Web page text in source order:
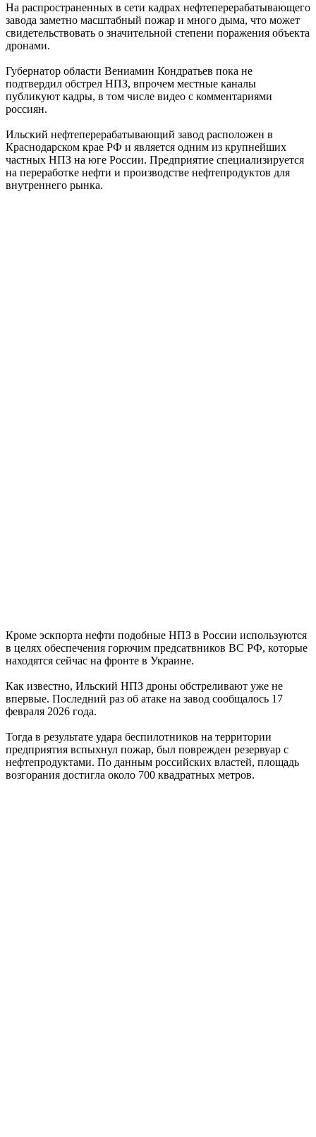
На распространенных в сети кадрах нефтеперерабатывающего
завода заметно масштабный пожар и много дыма, что может
свидетельствовать о значительной степени поражения объекта
дронами.
Губернатор области Вениамин Кондратьев пока не
подтвердил обстрел НПЗ, впрочем местные каналы
публикуют кадры, в том числе видео с комментариями
россиян.
Ильский нефтеперерабатывающий завод расположен в
Краснодарском крае РФ и является одним из крупнейших
частных НПЗ на юге России. Предприятие специализируется
на переработке нефти и производстве нефтепродуктов для
внутреннего рынка.
Кроме эскпорта нефти подобные НПЗ в России используются
в целях обеспечения горючим предсатвников ВС РФ, которые
находятся сейчас на фронте в Украине.
Как известно, Ильский НПЗ дроны обстреливают уже не
впервые. Последний раз об атаке на завод сообщалось 17
февраля 2026 года.
Тогда в результате удара беспилотников на территории
предприятия вспыхнул пожар, был поврежден резервуар с
нефтепродуктами. По данным российских властей, площадь
возгорания достигла около 700 квадратных метров.